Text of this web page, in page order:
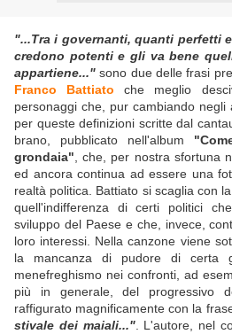
"...Tra i governanti, quanti perfetti
credono potenti e gli va bene
appartiene..." sono due delle frasi
Franco Battiato che meglio
personaggi che, pur cambiando
per queste definizioni scritte dal
brano, pubblicato nell'album
grondaia" , che, per nostra sfortuna
ed ancora continua ad essere una
realtà politica. Battiato si scaglia con
quell'indifferenza di certi politici
sviluppo del Paese e che, invece,
loro interessi. Nella canzone viene
la mancanza di pudore di certa
menefreghismo nei confronti, ad
più in generale, del progressivo
raffigurato magnificamente con la
stivale dei maiali...". L'autore, nel